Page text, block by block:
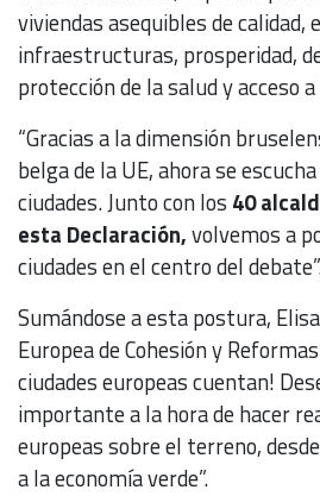
viviendas asequibles de calidad,
infraestructuras, prosperidad,
protección de la salud y acceso
“Gracias a la dimensión
belga de la UE, ahora se
ciudades. Junto con los 40
esta Declaración,volvemos a
ciudades en el centro del
Sumándose a esta postura,
Europea de Cohesión y
ciudades europeas cuentan!
importante a la hora de hacer
europeas sobre el terreno,
a la economía verde”.